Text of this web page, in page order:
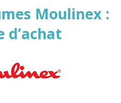
Moulinex :
d’achat